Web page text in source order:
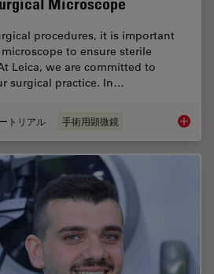
Microscope
procedures, it is important
to ensure sterile
Leica, we are committed to
surgical practice. In…
トリアル 手術用顕微鏡 How to